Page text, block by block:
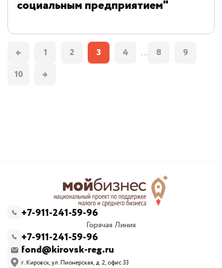
социальным предприятием"
← 1 2 3 4 ... 8
9
10
→
+7-911-241-59-96
Горячая Линия
+7-911-241-59-96
fond@kirovsk-reg.ru
г. Кировск, ул. Пионерская, д. 2, офис 33